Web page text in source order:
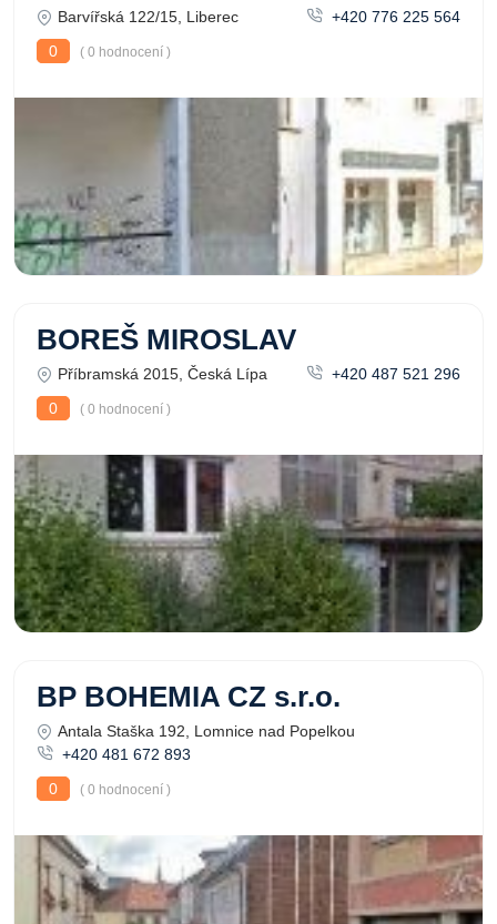
Barvířská 122/15, Liberec
+420 776 225 564
0
( 0 hodnocení )
BOREŠ MIROSLAV
Příbramská 2015, Česká Lípa
+420 487 521 296
0
( 0 hodnocení )
BP BOHEMIA CZ s.r.o.
Antala Staška 192, Lomnice nad Popelkou
+420 481 672 893
0
( 0 hodnocení )